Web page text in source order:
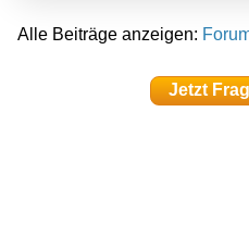
Alle Beiträge anzeigen:
Jetzt